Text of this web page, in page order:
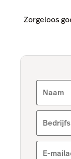
Zorgeloos
Naam
E-